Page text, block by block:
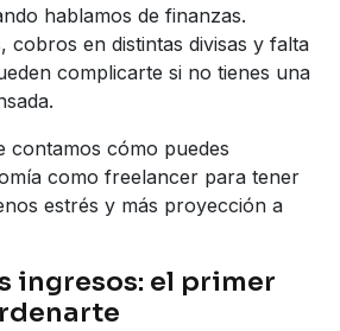
hablamos de finanzas.
cobros en distintas divisas y falta
complicarte si no tienes una
contamos cómo puedes
como freelancer para tener
estrés y más proyección a
ingresos: el primer